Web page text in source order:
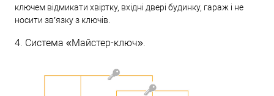
ключем відмикати хвіртку, вхідні двері будинку, гараж і не
носити зв’язку з ключів.
4. Система «Майстер-ключ».